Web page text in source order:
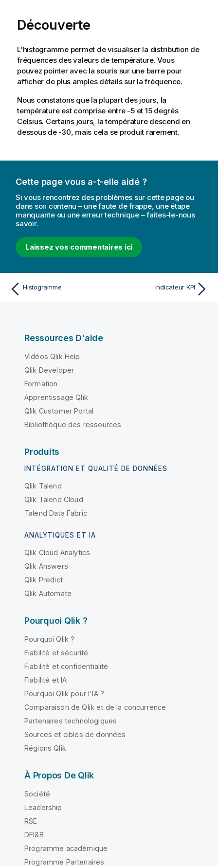
Découverte
L'histogramme permet de visualiser la distribution de
fréquences des valeurs de température. Vous
pouvez pointer avec la souris sur une barre pour
afficher de plus amples détails sur la fréquence.
Nous constatons que la plupart des jours, la
température est comprise entre -5 et 15 degrés
Celsius. Certains jours, la température descend en
dessous de -30, mais cela se produit rarement.
Cette page vous a-t-elle aidé ?
Si vous rencontrez des problèmes sur cette page ou
dans son contenu – une faute de frappe, une étape
manquante ou une erreur technique – faites-le-nous
savoir.
Laissez vos commentaires ici
Histogramme Indicateur KPI
Ressources D'aide
Vidéos Qlik Help
Qlik Developer
Formation
Apprentissage Qlik
Qlik Customer Portal
Bibliothèque des ressources
Produits
INTÉGRATION ET QUALITÉ DE DONNÉES
Qlik Talend
Qlik Talend Cloud
Talend Data Fabric
ANALYTIQUES ET IA
Qlik Cloud Analytics
Qlik Answers
Qlik Predict
Qlik Automate
Pourquoi Qlik ?
Pourquoi Qlik ?
Fiabilité et sécurité
Fiabilité et confidentialité
Fiabilité et IA
Pourquoi Qlik pour l'IA ?
Comparaison de Qlik et de la concurrence
Partenaires technologiques
Sources et cibles de données
Régions Qlik
À Propos De Qlik
Société
Leadership
RSE
DEI&B
Programme académique
Programme Partenaires